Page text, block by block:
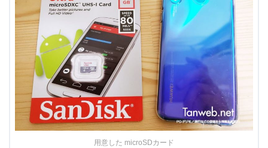
用意した microSDカード